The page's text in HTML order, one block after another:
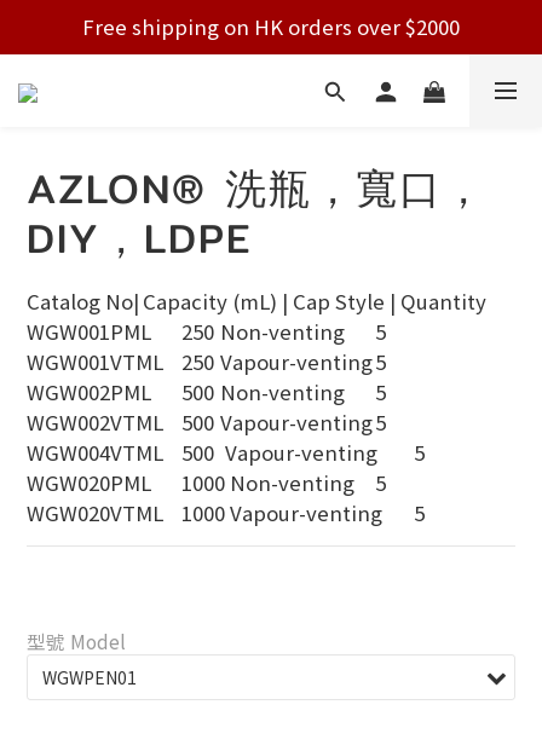
Free shipping on HK orders over $2000
Free shipping on HK orders over $2000
AZLON® 洗瓶，寬口，
DIY，LDPE
Catalog No|	Capacity (mL) | Cap Style | Quantity
WGW001PML	250	Non-venting	5
WGW001VTML	250	Vapour-venting	5
WGW002PML	500	Non-venting	5
WGW002VTML	500	Vapour-venting	5
WGW004VTML	500	 Vapour-venting	5
WGW020PML	1000 Non-venting	5
WGW020VTML	1000 Vapour-venting	5
型號 Model